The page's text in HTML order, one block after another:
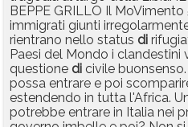
BEPPE GRILLO Il
immigrati giunti
rientrano nello status di
Paesi del Mondo i clandestini
questione di civile
possa entrare e poi
estendendo in tutta l'Africa.
potrebbe entrare in Italia nei